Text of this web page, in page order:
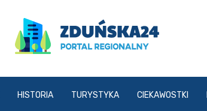
zdunska24.pl
HISTORIA TURYSTYKA CIEKAWOSTKI